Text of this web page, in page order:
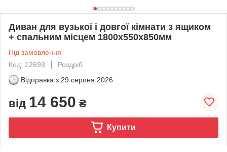
Диван для вузької і довгої кімнати з ящиком
+ спальним місцем 1800х550х850мм
Під замовлення
Код: 12693
Роздріб
Відправка з 29 серпня 2026
від 14 650 ₴
Купити